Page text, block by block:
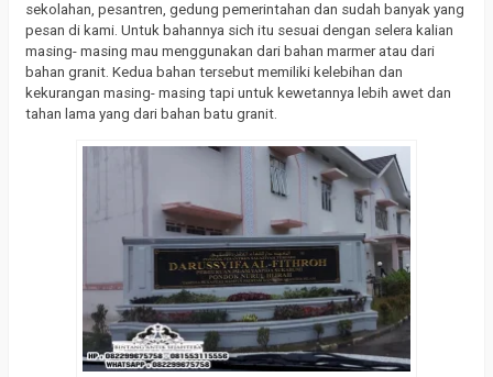
sekolahan, pesantren, gedung pemerintahan dan sudah banyak yang
pesan di kami. Untuk bahannya sich itu sesuai dengan selera kalian
masing- masing mau menggunakan dari bahan marmer atau dari
bahan granit. Kedua bahan tersebut memiliki kelebihan dan
kekurangan masing- masing tapi untuk kewetannya lebih awet dan
tahan lama yang dari bahan batu granit.